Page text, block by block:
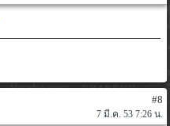
#8
7 มี.ค. 53 7:26 น.